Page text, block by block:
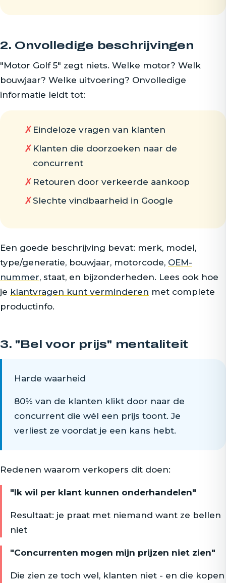
2. Onvolledige beschrijvingen
"Motor Golf 5" zegt niets. Welke motor? Welk
bouwjaar? Welke uitvoering? Onvolledige
informatie leidt tot:
✗ Eindeloze vragen van klanten
✗ Klanten die doorzoeken naar de
concurrent
✗ Retouren door verkeerde aankoop
✗Slechte vindbaarheid in Google
Een goede beschrijving bevat: merk, model,
type/generatie, bouwjaar, motorcode, OEM-
nummer, staat, en bijzonderheden. Lees ook hoe
je klantvragen kunt verminderen met complete
productinfo.
3. "Bel voor prijs" mentaliteit
Harde waarheid
80% van de klanten klikt door naar de
concurrent die wél een prijs toont. Je
verliest ze voordat je een kans hebt.
Redenen waarom verkopers dit doen:
"Ik wil per klant kunnen onderhandelen"
Resultaat: je praat met niemand want ze bellen
niet
"Concurrenten mogen mijn prijzen niet zien"
Die zien ze toch wel, klanten niet - en die kopen